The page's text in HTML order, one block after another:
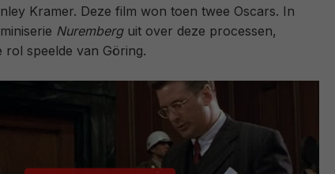
Kramer. Deze film won toen twee Oscars. In
Nuremberguit over deze processen,
rol speelde van Göring.